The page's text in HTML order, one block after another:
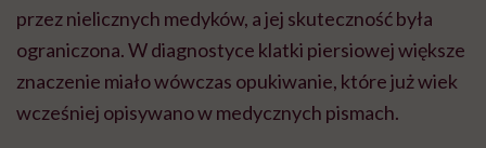
przez nielicznych medyków, a jej skuteczność była
ograniczona. W diagnostyce klatki piersiowej większe
znaczenie miało wówczas opukiwanie, które już wiek
wcześniej opisywano w medycznych pismach.